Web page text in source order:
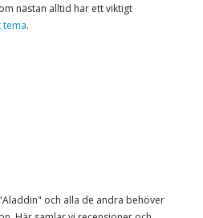
nästan alltid har ett viktigt
tema.
och alla de andra behöver